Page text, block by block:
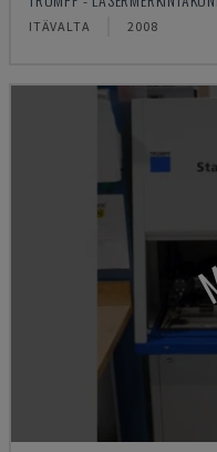
ITÄVALTA 2008